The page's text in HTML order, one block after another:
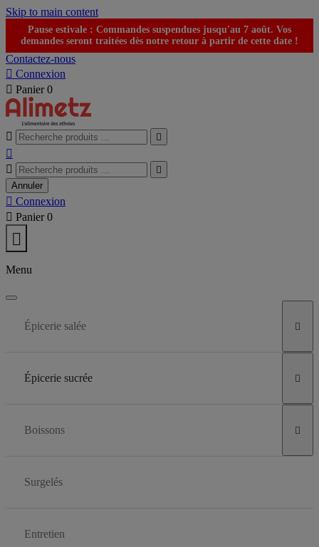
Skip to main content
Pause estivale : Commandes suspendues jusqu'au 7 août. Vos
demandes seront traitées dès notre retour à partir de cette date !
Contactez-nous
 Connexion
 Panier 0
 



Annuler
 Connexion
 Panier 0

Menu
Épicerie salée 
Épicerie sucrée 
Boissons 
Surgelés
Entretien